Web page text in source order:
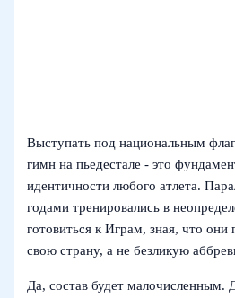
Выступать под национальным
гимн на пьедестале - это
идентичности любого атлета.
годами тренировались в
готовиться к Играм, зная, что они
свою страну, а не безликую
Да, состав будет малочисленным.